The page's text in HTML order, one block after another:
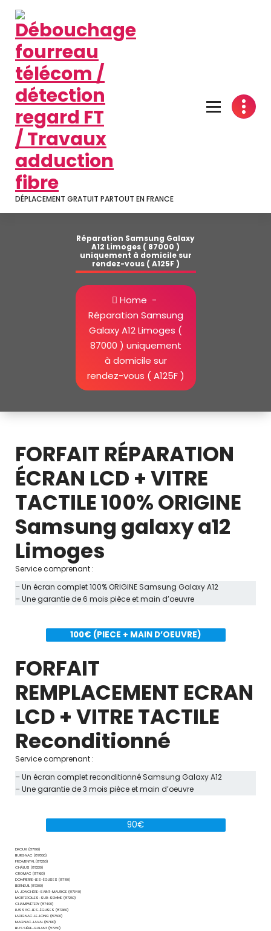
contenu
DÉPLACEMENT GRATUIT PARTOUT EN FRANCE
Réparation Samsung Galaxy
A12 Limoges ( 87000 )
uniquement à domicile sur
rendez-vous ( A125F )
Home -
Réparation Samsung
Galaxy A12 Limoges (
87000 ) uniquement
à domicile sur
rendez-vous ( A125F )
FORFAIT RÉPARATION
ÉCRAN LCD + VITRE
TACTILE 100% ORIGINE
Samsung galaxy a12
Limoges
Service comprenant :
– Un écran complet 100% ORIGINE Samsung Galaxy A12
– Une garantie de 6 mois pièce et main d’oeuvre
100€ (PIECE + MAIN D’OEUVRE)
FORFAIT
REMPLACEMENT ECRAN
LCD + VITRE TACTILE
Reconditionné
Service comprenant :
– Un écran complet reconditionné Samsung Galaxy A12
– Une garantie de 3 mois pièce et main d’oeuvre
90€
DROUX (87190)
BURGNAC (87800)
FROMENTAL (87250)
CHÂLUS (87230)
CROMAC (87160)
DOMPIERRE-LES-ÉGLISES (87190)
BERNEUIL (87300)
LA JONCHÈRE-SAINT-MAURICE (87340)
MORTEROLLES-SUR-SEMME (87250)
CHAMPNÉTERY (87400)
LUSSAC-LES-ÉGLISES (87360)
LADIGNAC-LE-LONG (87500)
MAGNAC-LAVAL (87190)
BUSSIÈRE-GALANT (87230)